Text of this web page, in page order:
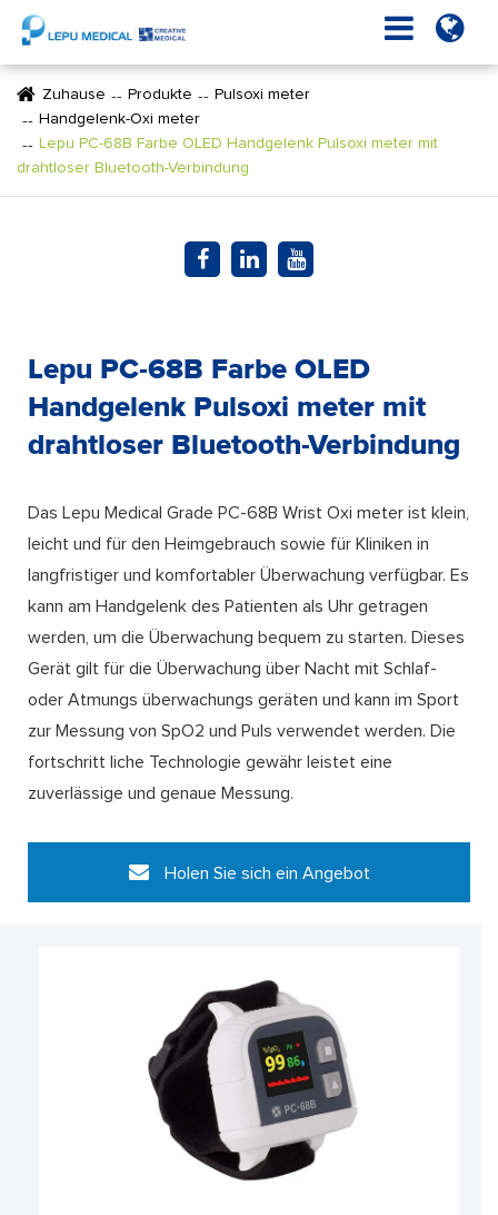
Zuhause Produkte
Pulsoxi meter
Handgelenk-Oxi meter
Lepu PC-68B Farbe OLED Handgelenk Pulsoxi meter mit
drahtloser Bluetooth-Verbindung
Lepu PC-68B Farbe OLED
Handgelenk Pulsoxi meter mit
drahtloser Bluetooth-Verbindung
Das Lepu Medical Grade PC-68B Wrist Oxi meter ist klein,
leicht und für den Heimgebrauch sowie für Kliniken in
langfristiger und komfortabler Überwachung verfügbar. Es
kann am Handgelenk des Patienten als Uhr getragen
werden, um die Überwachung bequem zu starten. Dieses
Gerät gilt für die Überwachung über Nacht mit Schlaf-
oder Atmungs überwachungs geräten und kann im Sport
zur Messung von SpO2 und Puls verwendet werden. Die
fortschritt liche Technologie gewähr leistet eine
zuverlässige und genaue Messung.
Holen Sie sich ein Angebot